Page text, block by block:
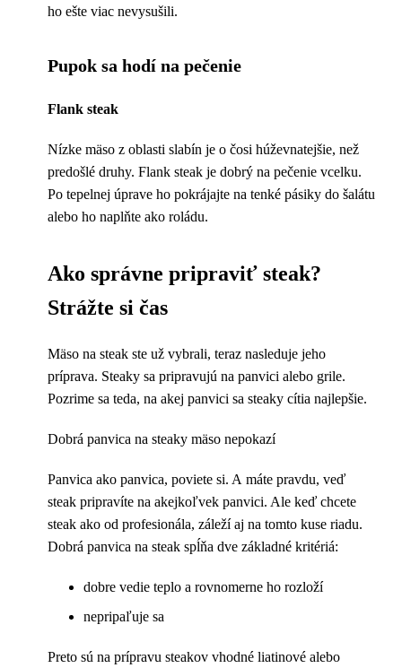
ho ešte viac nevysušili.
Pupok sa hodí na pečenie
Flank steak
Nízke mäso z oblasti slabín je o čosi húževnatejšie, než
predošlé druhy. Flank steak je dobrý na pečenie vcelku.
Po tepelnej úprave ho pokrájajte na tenké pásiky do šalátu
alebo ho naplňte ako roládu.
Ako správne pripraviť steak?
Strážte si čas
Mäso na steak ste už vybrali, teraz nasleduje jeho
príprava. Steaky sa pripravujú na panvici alebo grile.
Pozrime sa teda, na akej panvici sa steaky cítia najlepšie.
Dobrá panvica na steaky mäso nepokazí
Panvica ako panvica, poviete si. A máte pravdu, veď
steak pripravíte na akejkoľvek panvici. Ale keď chcete
steak ako od profesionála, záleží aj na tomto kuse riadu.
Dobrá panvica na steak spĺňa dve základné kritériá:
dobre vedie teplo a rovnomerne ho rozloží
nepripaľuje sa
Preto sú na prípravu steakov vhodné liatinové alebo